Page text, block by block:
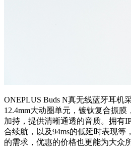
ONEPLUS Buds N真无线蓝牙耳机
12.4mm大动圈单元，镀钛复合振膜
加持，提供清晰通透的音质。拥有
合续航，以及94ms的低延时表现等
的需求，优惠的价格也更能为大众